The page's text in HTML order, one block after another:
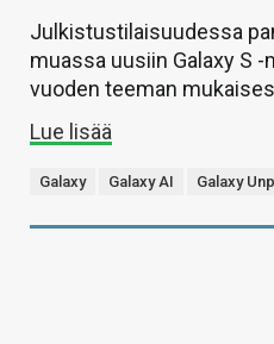
Julkistustilaisuudessa
muassa uusiin Galaxy S
vuoden teeman
Lue lisää
Galaxy Galaxy AI Galaxy